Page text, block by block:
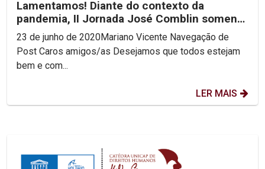
Lamentamos! Diante do contexto da
pandemia, II Jornada José Comblin somente
em 2021
23 de junho de 2020Mariano Vicente Navegação de
Post Caros amigos/as Desejamos que todos estejam
bem e com...
LER MAIS